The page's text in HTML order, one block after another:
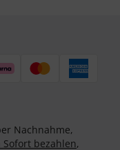
Nachnahme,
Sofort bezahlen,